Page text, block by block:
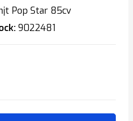
Pop Star 85cv
9022481